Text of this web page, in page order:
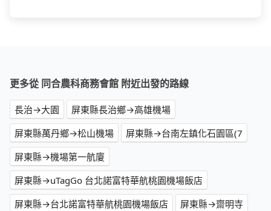
更多從 同合農科商務會館 附近出發的路線
長治→大園
屏東縣長治鄉→高雄機場
屏東縣萬丹鄉→松山機場
屏東縣→台南左鎮化石園區(7
屏東縣→機場第一航廈
屏東縣→uTagGo 台北諾富特華航桃園機場飯店
屏東縣→台北諾富特華航桃園機場飯店
屏東縣→齋明寺